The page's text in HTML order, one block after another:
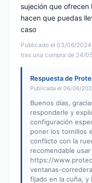
Publicado el 03/06/
tras una compra de 24/
sujeción que ofrecen
hacen que puedas
caso
Respuesta de
Publicada el 06/06/
Buenos días,
responderle y
configuración
poner los tornillos
conflicto con la
recomendable
https://
ventanas-
fijado en la cuña, y